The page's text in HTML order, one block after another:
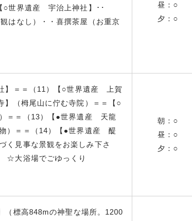
○世界遺産 宇治上神社】･･
はなし）・・喜撰茶屋（お重京
昼：○
夕：○
】＝＝（11）【○世界遺産 上賀
（栂尾山に佇む寺院）＝＝【○
＝＝（13）【●世界遺産 天龍
）＝＝（14）【●世界遺産 醍
く見事な景観をお楽しみ下さ
☆大浴場でごゆっくり
朝：○
昼：○
夕：○
標高848mの神聖な場所。1200